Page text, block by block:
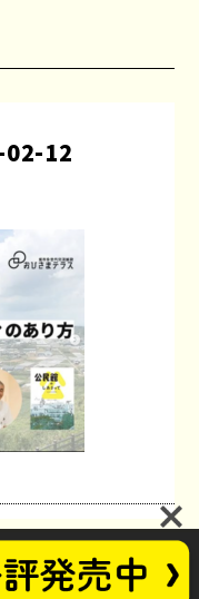
02-12
お問い合わせ